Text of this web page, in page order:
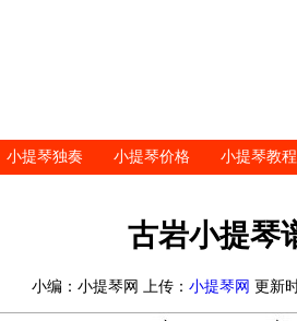
小提琴独奏 小提琴价格 小提琴教程
古岩小提琴
小编：小提琴网 上传： 小提琴网 更新